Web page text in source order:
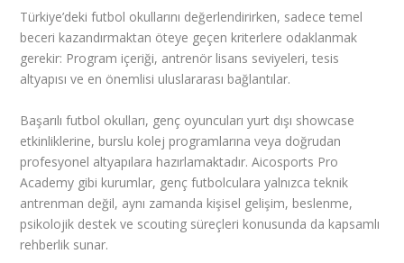
Türkiye’deki futbol okullarını değerlendirirken, sadece temel
beceri kazandırmaktan öteye geçen kriterlere odaklanmak
gerekir: Program içeriği, antrenör lisans seviyeleri, tesis
altyapısı ve en önemlisi uluslararası bağlantılar.
Başarılı futbol okulları, genç oyuncuları yurt dışı showcase
etkinliklerine, burslu kolej programlarına veya doğrudan
profesyonel altyapılara hazırlamaktadır. Aicosports Pro
Academy gibi kurumlar, genç futbolculara yalnızca teknik
antrenman değil, aynı zamanda kişisel gelişim, beslenme,
psikolojik destek ve scouting süreçleri konusunda da kapsamlı
rehberlik sunar.